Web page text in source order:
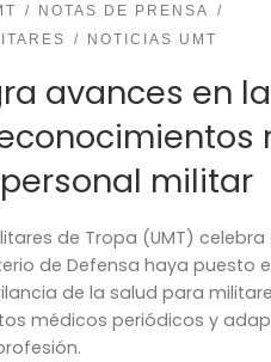
NOTAS DE PRENSA
NOTICIAS UMT
avances en
militar
de Tropa (UMT)
de Defensa haya puesto
de la salud para
médicos periódicos y